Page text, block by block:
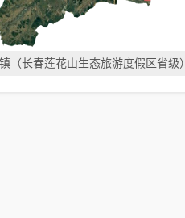
（长春莲花山生态旅游度假区省级）